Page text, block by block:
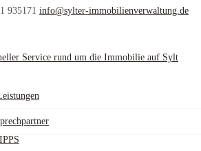
935171 info@sylter-immobilienverwaltung.de
Tipps
von Sylt